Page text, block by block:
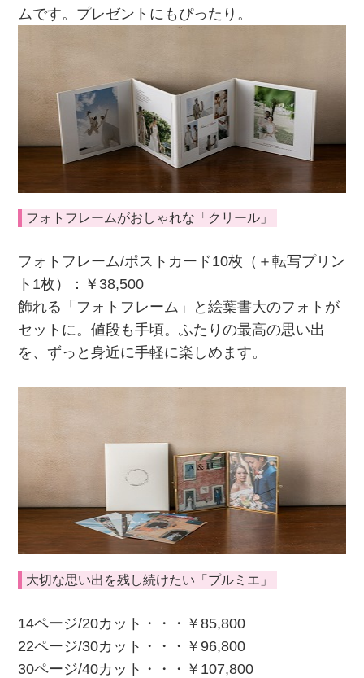
ムです。プレゼントにもぴったり。
フォトフレームがおしゃれな「クリール」
フォトフレーム/ポストカード10枚（＋転写プリン
ト1枚）：￥38,500
飾れる「フォトフレーム」と絵葉書大のフォトが
セットに。値段も手頃。ふたりの最高の思い出
を、ずっと身近に手軽に楽しめます。
大切な思い出を残し続けたい「プルミエ」
14ページ/20カット・・・￥85,800
22ページ/30カット・・・￥96,800
30ページ/40カット・・・￥107,800